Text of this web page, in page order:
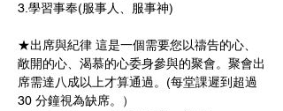
3.學習事奉(服事人、服事神)
★出席與紀律 這是一個需要您以禱告的心、
敞開的心、渴慕的心委身參與的聚會。聚會出
席需達八成以上才算通過。(每堂課遲到超過
30 分鐘視為缺席。）